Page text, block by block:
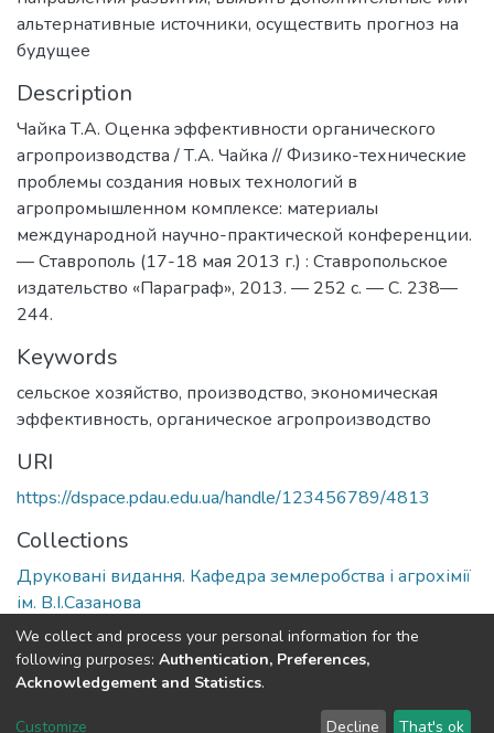
альтернативные источники, осуществить прогноз на
будущее
Description
Чайка Т.А. Оценка эффективности органического
агропроизводства / Т.А. Чайка // Физико-технические
проблемы создания новых технологий в
агропромышленном комплексе: материалы
международной научно-практической конференции.
— Ставрополь (17-18 мая 2013 г.) : Ставропольское
издательство «Параграф», 2013. — 252 с. — С. 238—
244.
Keywords
сельское хозяйство, производство, экономическая
эффективность, органическое агропроизводство
URI
https://dspace.pdau.edu.ua/handle/123456789/4813
Collections
Друковані видання. Кафедра землеробства і агрохімії
ім. В.І.Сазанова
Full item page
DSpace software copyright © 2002-2026 LYRASIS
We collect and process your personal information for the
following purposes: Authentication, Preferences,
Acknowledgement and Statistics.
Customize Decline That's ok